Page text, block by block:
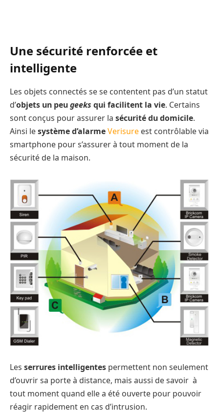
Une sécurité renforcée et
intelligente
Les objets connectés se se contentent pas d’un statut
d’objets un peugeeks qui facilitent la vie. Certains
sont conçus pour assurer la sécurité du domicile.
Ainsi lesystème d’alarmeVerisure est contrôlable via
smartphone pour s’assurer à tout moment de la
sécurité de la maison.
Les serrures intelligentes permettent non seulement
d’ouvrir sa porte à distance, mais aussi de savoir à
tout moment quand elle a été ouverte pour pouvoir
réagir rapidement en cas d’intrusion.